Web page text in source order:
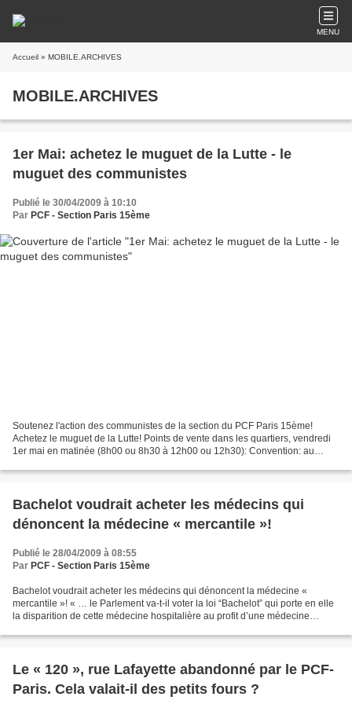
MENU
Accueil » MOBILE.ARCHIVES
MOBILE.ARCHIVES
1er Mai: achetez le muguet de la Lutte - le
muguet des communistes
Publié le 30/04/2009 à 10:10
Par PCF - Section Paris 15ème
Soutenez l'action des communistes de la section du PCF Paris 15ème!
Achetez le muguet de la Lutte! Points de vente dans les quartiers, vendredi
1er mai en matinée (8h00 ou 8h30 à 12h00 ou 12h30): Convention: au
Bachelot voudrait acheter les médecins qui
dénoncent la médecine « mercantile »!
Publié le 28/04/2009 à 08:55
Par PCF - Section Paris 15ème
Bachelot voudrait acheter les médecins qui dénoncent la médecine «
mercantile »! « … le Parlement va-t-il voter la loi “Bachelot” qui porte en elle
la disparition de cette médecine hospitalière au profit d’une médecine
Le « 120 », rue Lafayette abandonné par le PCF-
Paris. Cela valait-il des petits fours ?